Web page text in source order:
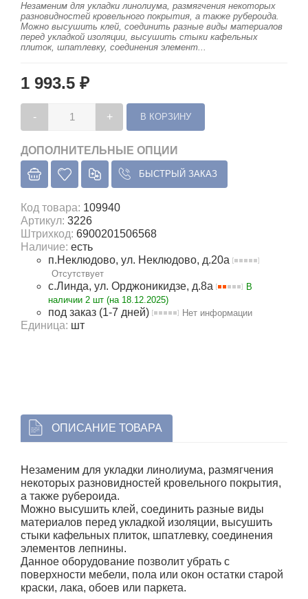
Незаменим для укладки линолиума, размягчения некоторых
разновидностей кровельного покрытия, а также рубероида.
Можно высушить клей, соединить разные виды материалов
перед укладкой изоляции, высушить стыки кафельных
плиток, шпатлевку, соединения элемент...
1 993.5 ₽
- +
ДОПОЛНИТЕЛЬНЫЕ ОПЦИИ
БЫСТРЫЙ ЗАКАЗ
Код товара: 109940
Артикул: 3226
Штрихкод: 6900201506568
Наличие: есть
п.Неклюдово, ул. Неклюдово, д.20а
Отсутствует
с.Линда, ул. Орджоникидзе, д.8а
В
наличии 2 шт (на 18.12.2025)
под заказ (1-7 дней) Нет информации
Единица: шт
ОПИСАНИЕ ТОВАРА
Незаменим для укладки линолиума, размягчения
некоторых разновидностей кровельного покрытия,
а также рубероида.
Можно высушить клей, соединить разные виды
материалов перед укладкой изоляции, высушить
стыки кафельных плиток, шпатлевку, соединения
элементов лепнины.
Данное оборудование позволит убрать с
поверхности мебели, пола или окон остатки старой
краски, лака, обоев или паркета.